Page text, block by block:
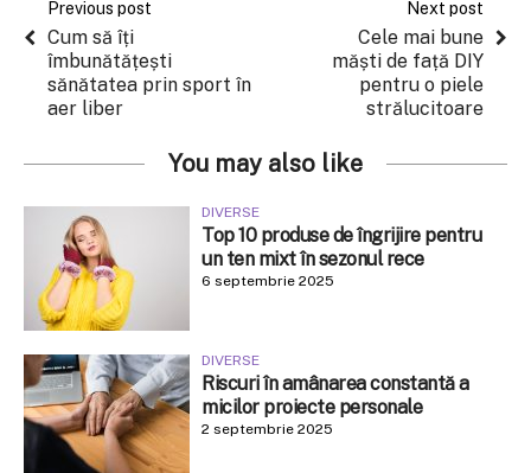
Previous post
Cum să îți
îmbunătățești
sănătatea prin sport în
aer liber
Next post
Cele mai bune
măști de față DIY
pentru o piele
strălucitoare
You may also like
DIVERSE
Top 10 produse de îngrijire pentru
un ten mixt în sezonul rece
6 septembrie 2025
DIVERSE
Riscuri în amânarea constantă a
micilor proiecte personale
2 septembrie 2025